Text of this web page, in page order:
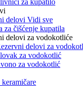
za kupatilo
delovi Vidi sve
za čišćenje kupatila
delovi za vodokotliće
delovi za
za vodokotlić
za vodokotlić